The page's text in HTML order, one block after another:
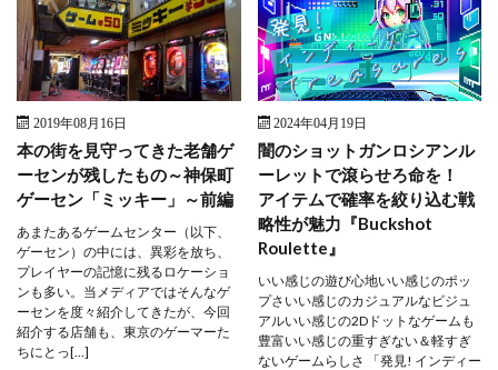
2019年08月16日
本の街を見守ってきた老舗ゲ
ーセンが残したもの～神保町
ゲーセン「ミッキー」～前編
あまたあるゲームセンター（以下、
ゲーセン）の中には、異彩を放ち、
プレイヤーの記憶に残るロケーショ
ンも多い。当メディアではそんなゲ
ーセンを度々紹介してきたが、今回
紹介する店舗も、東京のゲーマーた
ちにとっ[…]
2024年04月19日
闇のショットガンロシアンル
ーレットで滾らせろ命を！
アイテムで確率を絞り込む戦
略性が魅力『Buckshot
Roulette』
いい感じの遊び心地いい感じのポッ
プさいい感じのカジュアルなビジュ
アルいい感じの2Dドットなゲームも
豊富いい感じの重すぎない＆軽すぎ
ないゲームらしさ 「発見! インディー